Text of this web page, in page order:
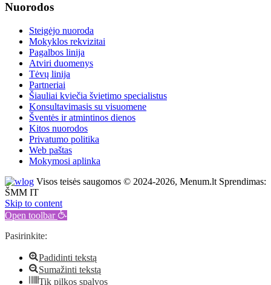
Nuorodos
Steigėjo nuoroda
Mokyklos rekvizitai
Pagalbos linija
Atviri duomenys
Tėvų linija
Partneriai
Šiauliai kviečia švietimo specialistus
Konsultavimasis su visuomene
Šventės ir atmintinos dienos
Kitos nuorodos
Privatumo politika
Web paštas
Mokymosi aplinka
Visos teisės saugomos © 2024-2026, Menum.lt Sprendimas:
ŠMM IT
Skip to content
Open toolbar
Pasirinkite:
Padidinti tekstą
Sumažinti tekstą
Tik pilkos spalvos